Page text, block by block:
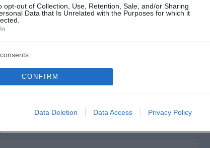
opt-out of Collection, Use, Retention, Sale, and/or Sharing
Data that Is Unrelated with the Purposes for which it
CONFIRM
Data Deletion Data Access Privacy Policy
ΣΧΟΛΙΟΥ
*